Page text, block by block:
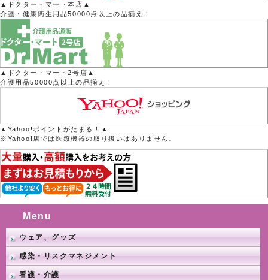
▲ドクター・マート本店▲
介護・健康衛生用品50000点以上の品揃え！
▲ドクター・マート2号店▲
介護用品50000点以上の品揃え！
▲Yahoo!ポイントがたまる！▲
※Yahoo!店では医療機器の取り扱いはありません。
Menu
ウェア、グッズ
感染・リスクマネジメント
看護・介護